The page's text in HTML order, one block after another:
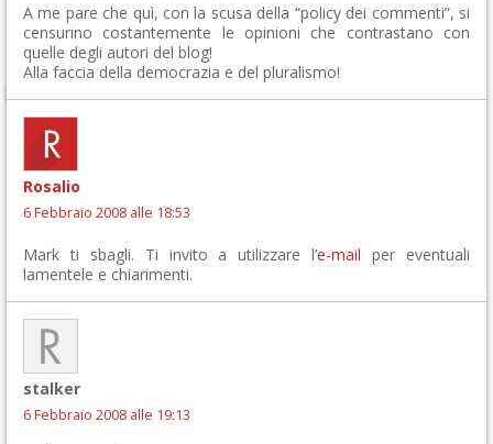
A me pare che quì, con la scusa della “policy dei commenti”, si
censurino costantemente le opinioni che contrastano con
quelle degli autori del blog!
Alla faccia della democrazia e del pluralismo!
Rosalio
6 Febbraio 2008 alle 18:53
Mark ti sbagli. Ti invito a utilizzare l’e-mail per eventuali
lamentele e chiarimenti.
stalker
6 Febbraio 2008 alle 19:13